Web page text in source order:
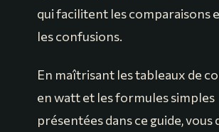
qui facilitent les comparaisons
les confusions.
En maîtrisant les tableaux de
en watt et les formules simples
présentées dans ce guide, vous